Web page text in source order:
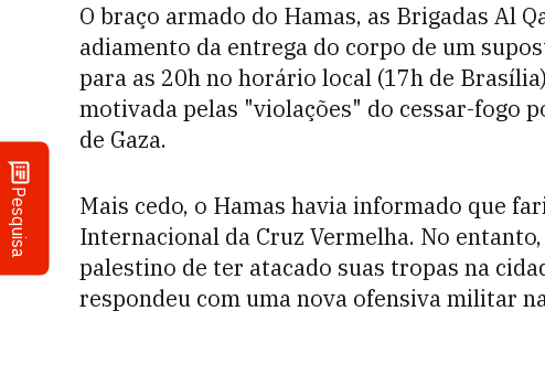
Pesquisa
O braço armado do Hamas, as Brigadas Al
adiamento da entrega do corpo de um
para as 20h no horário local (17h de
motivada pelas "violações" do cessar-fogo
de Gaza.
Mais cedo, o Hamas havia informado que
Internacional da Cruz Vermelha. No
palestino de ter atacado suas tropas na
respondeu com uma nova ofensiva militar